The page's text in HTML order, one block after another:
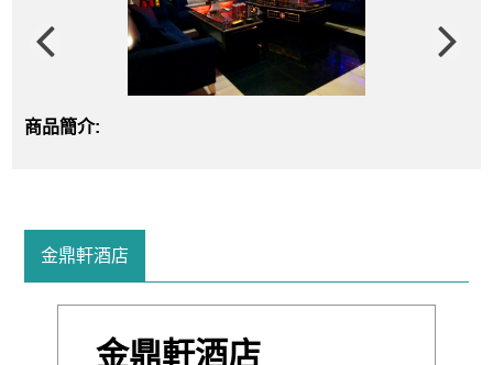
商品簡介:
金鼎軒酒店
金鼎軒酒店